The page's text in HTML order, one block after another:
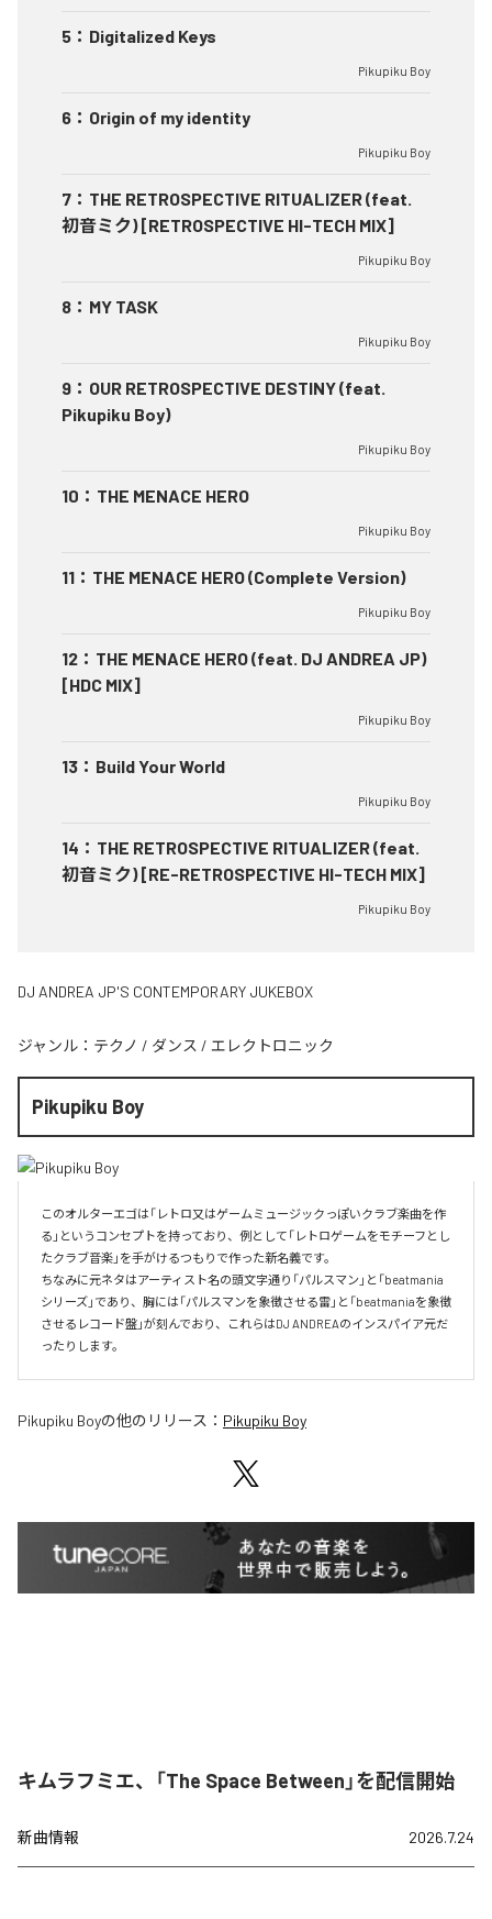
5 ： Digitalized Keys
Pikupiku Boy
6 ： Origin of my identity
Pikupiku Boy
7 ： THE RETROSPECTIVE RITUALIZER (feat.
初音ミク) [RETROSPECTIVE HI-TECH MIX]
Pikupiku Boy
8 ： MY TASK
Pikupiku Boy
9 ： OUR RETROSPECTIVE DESTINY (feat.
Pikupiku Boy)
Pikupiku Boy
10 ： THE MENACE HERO
Pikupiku Boy
11 ： THE MENACE HERO (Complete Version)
Pikupiku Boy
12 ： THE MENACE HERO (feat. DJ ANDREA JP)
[HDC MIX]
Pikupiku Boy
13 ： Build Your World
Pikupiku Boy
14 ： THE RETROSPECTIVE RITUALIZER (feat.
初音ミク) [RE-RETROSPECTIVE HI-TECH MIX]
Pikupiku Boy
DJ ANDREA JP'S CONTEMPORARY JUKEBOX
ジャンル： テクノ / ダンス / エレクトロニック
Pikupiku Boy
このオルターエゴは「レトロ又はゲームミュージックっぽいクラブ楽曲を作
る」というコンセプトを持っており、例として「レトロゲームをモチーフとし
たクラブ音楽」を手がけるつもりで作った新名義です。
ちなみに元ネタはアーティスト名の頭文字通り「パルスマン」と「beatmania
シリーズ」であり、胸には「パルスマンを象徴させる雷」と「beatmaniaを象徴
させるレコード盤」が刻んでおり、これらはDJ ANDREAのインスパイア元だ
ったりします。
Pikupiku Boyの他のリリース： Pikupiku Boy
キムラフミエ、「The Space Between」を配信開始
新曲情報 2026.7.24